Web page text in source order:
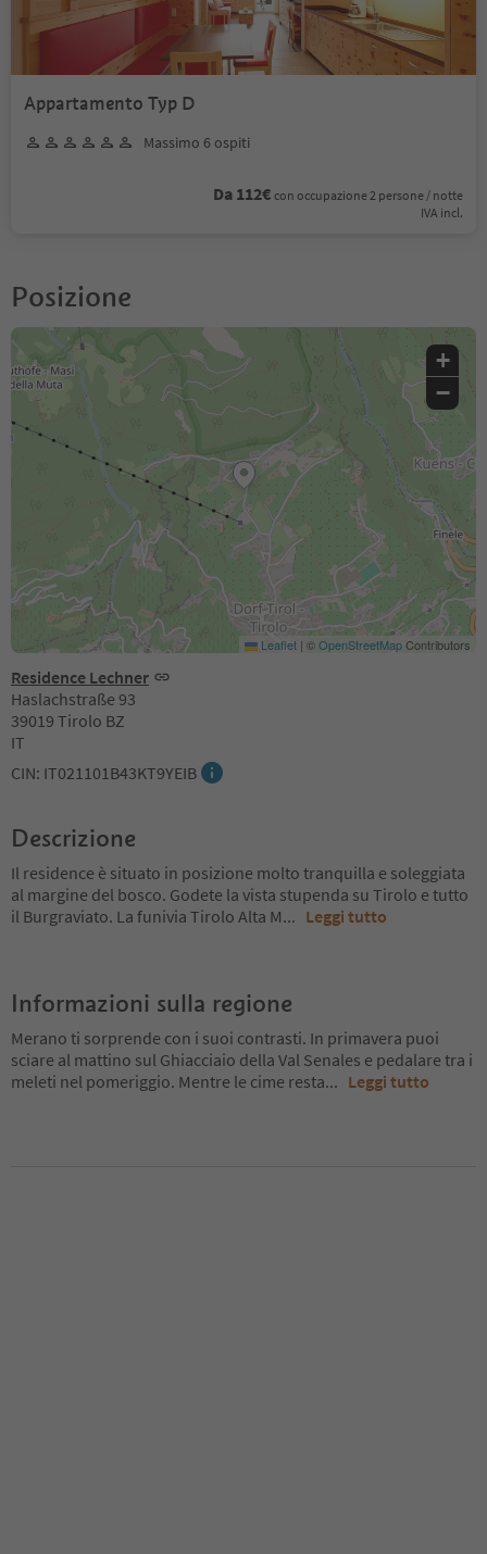
Appartamento Typ D
Massimo 6 ospiti
Da 112€ con occupazione 2 persone / notte
IVA incl.
Posizione
Residence Lechner
Haslachstraße 93
39019 Tirolo BZ
IT
CIN: IT021101B43KT9YEIB
+
−
Leaflet | ©OpenStreetMapContributors
Descrizione
Il residence è situato in posizione molto tranquilla e soleggiata
al margine del bosco. Godete la vista stupenda su Tirolo e tutto
il Burgraviato. La funivia Tirolo Alta M... Leggi tutto
Informazioni sulla regione
Merano ti sorprende con i suoi contrasti. In primavera puoi
sciare al mattino sul Ghiacciaio della Val Senales e pedalare tra i
meleti nel pomeriggio. Mentre le cime resta... Leggi tutto